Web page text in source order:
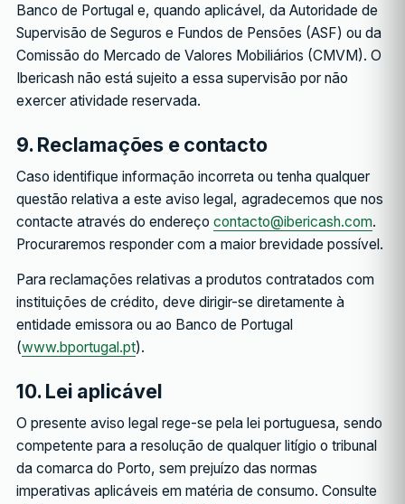
Banco de Portugal e, quando aplicável, da Autoridade de
Supervisão de Seguros e Fundos de Pensões (ASF) ou da
Comissão do Mercado de Valores Mobiliários (CMVM). O
Ibericash não está sujeito a essa supervisão por não
exercer atividade reservada.
9. Reclamações e contacto
Caso identifique informação incorreta ou tenha qualquer
questão relativa a este aviso legal, agradecemos que nos
contacte através do endereço contacto@ibericash.com.
Procuraremos responder com a maior brevidade possível.
Para reclamações relativas a produtos contratados com
instituições de crédito, deve dirigir-se diretamente à
entidade emissora ou ao Banco de Portugal
(www.bportugal.pt).
10. Lei aplicável
O presente aviso legal rege-se pela lei portuguesa, sendo
competente para a resolução de qualquer litígio o tribunal
da comarca do Porto, sem prejuízo das normas
imperativas aplicáveis em matéria de consumo. Consulte